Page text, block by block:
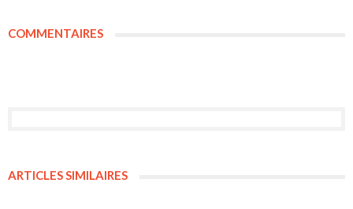
COMMENTAIRES
ARTICLES SIMILAIRES